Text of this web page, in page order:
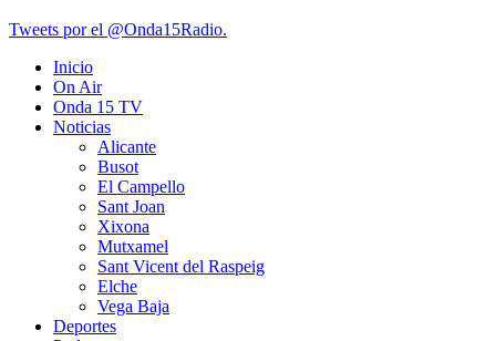
Tweets por el @Onda15Radio.
Inicio
On Air
Onda 15 TV
Noticias
Alicante
Busot
El Campello
Sant Joan
Xixona
Mutxamel
Sant Vicent del Raspeig
Elche
Vega Baja
Deportes